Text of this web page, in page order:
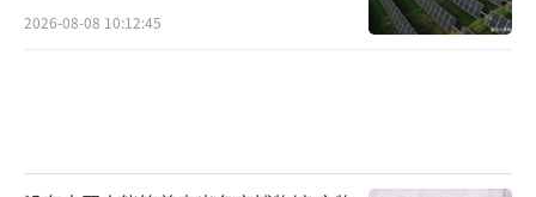
2026-08-08 10:12:45